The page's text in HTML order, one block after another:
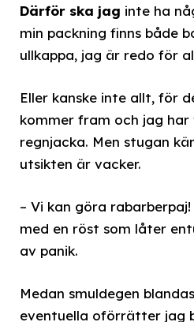
Därför ska jag inte ha
min packning finns både
ullkappa, jag är redo för
Eller kanske inte allt, för
kommer fram och jag har
regnjacka. Men stugan
utsikten är vacker.
– Vi kan göra
med en röst som låter
av panik.
Medan smuldegen
eventuella oförrätter jag